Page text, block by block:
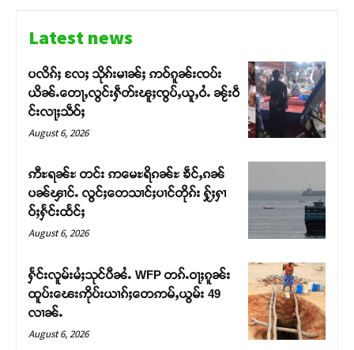
Latest news
ပလိၵ်ႈ လႄႈ သိုၵ်းမၢၼ်ႈ ဢဝ်ၵူၼ်းၸပ်း
ယိၼ်ႉတေႃႇလွင်းႁဵတ်းၽူႈၸွပ်ႇယူႇဝႆႉ ၼႂ်းဝဵ
င်းလႃႈသဵဝ်ႈ
August 6, 2026
ဢီႊရၼ်ႊ တင်း ဢမေႊရိၵၼ်ႊ ၶဵင်ႇၵၼ်
ပၼ်ၾၢင်ႉ လွင်ႈတေသၢင်ႈပၢင်တိုၵ်း ႁႂ်ႈႁၢ
ဝ်ႈႁႅင်းထႅင်ႈ
August 6, 2026
ႁႅင်းလူမ်းမႆႈသုင်ပီၼႆႉ WFP တၵ်ႉဝႃႈၵူၼ်း
ထူပ်းၽေးဢိုပ်းယၢၵ်ႈတေဢမ်ႇယွမ်း 49
လၢၼ်ႉ
August 6, 2026